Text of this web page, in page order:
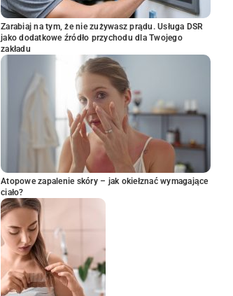
Zarabiaj na tym, że nie zużywasz prądu. Usługa DSR
jako dodatkowe źródło przychodu dla Twojego
zakładu
Atopowe zapalenie skóry – jak okiełznać wymagające
ciało?